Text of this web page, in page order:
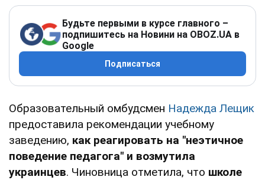
Будьте первыми в курсе главного –
подпишитесь на Новини на OBOZ.UA в
Google
Подписаться
Образовательный омбудсмен Надежда Лещик
предоставила рекомендации учебному
заведению, как реагировать на "неэтичное
поведение педагога" и возмутила
украинцев. Чиновница отметила, что школе